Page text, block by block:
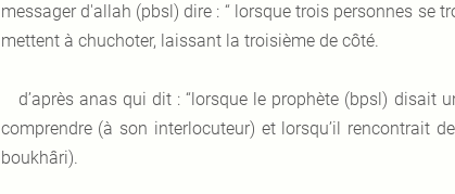
messager d'allah (pbsl) dire : “ lorsque trois personnes se
mettent à chuchoter, laissant la troisième de côté.
d’après anas qui dit : “lorsque le prophète (bpsl)
comprendre (à son interlocuteur) et lorsqu’il rencontrait
boukhâri).